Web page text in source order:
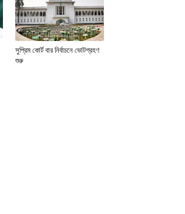
সুপ্রিম কোর্ট বার নির্বাচনে ভোটগ্রহণ
শুরু